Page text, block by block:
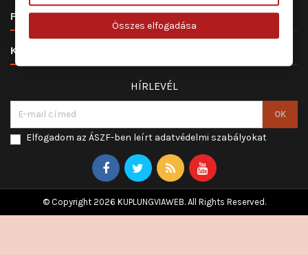
FIÓKOD 
KAPCSOLAT
HÍRLEVÉL
Elfogadom az ÁSZF-ben leírt adatvédelmi szabályokat
© Copyright 2026 KUPLUNGVIAWEB. All Rights Reserved.
Összes elfogadása